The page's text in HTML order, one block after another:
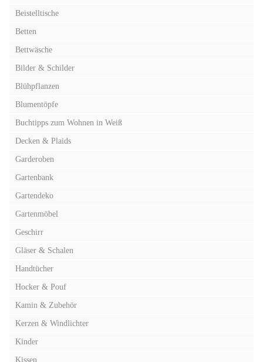
Beistelltische
Betten
Bettwäsche
Bilder & Schilder
Blühpflanzen
Blumentöpfe
Buchtipps zum Wohnen in Weiß
Decken & Plaids
Garderoben
Gartenbank
Gartendeko
Gartenmöbel
Geschirr
Gläser & Schalen
Handtücher
Hocker & Pouf
Kamin & Zubehör
Kerzen & Windlichter
Kinder
Kissen